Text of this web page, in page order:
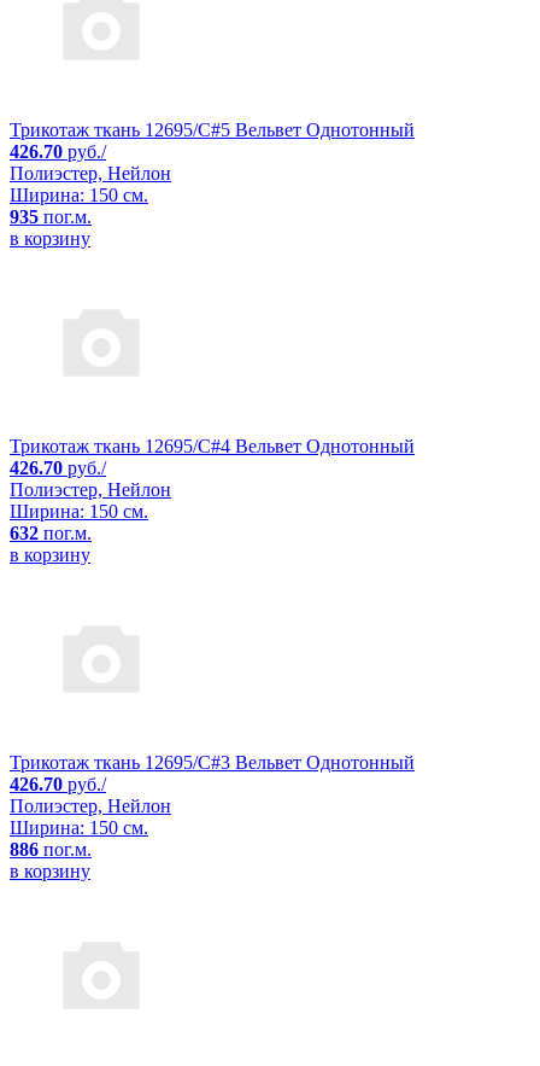
Трикотаж ткань 12695/C#5 Вельвет Однотонный
426.70 руб./
Полиэстер, Нейлон
Ширина: 150 см.
935 пог.м.
в корзину
Трикотаж ткань 12695/C#4 Вельвет Однотонный
426.70 руб./
Полиэстер, Нейлон
Ширина: 150 см.
632 пог.м.
в корзину
Трикотаж ткань 12695/C#3 Вельвет Однотонный
426.70 руб./
Полиэстер, Нейлон
Ширина: 150 см.
886 пог.м.
в корзину